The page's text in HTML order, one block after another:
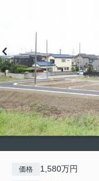
価格 1,580万円